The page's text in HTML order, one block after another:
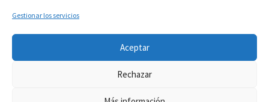
Gestionar los servicios
Aceptar
Rechazar
Si tiene dudas consúltenos a
info.martinflores@gmail.com , mensaje de whatsapp
644352942 o en el 954271687
POLÍTICA DE PRIVACIDAD
Construido con